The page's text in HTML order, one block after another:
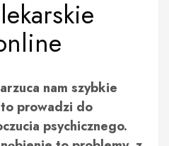
nam szybkie
prowadzi do
psychicznego.